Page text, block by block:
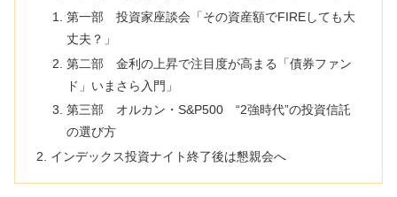
第一部 投資家座談会「その資産額でFIREしても大
丈夫？」
第二部 金利の上昇で注目度が高まる「債券ファン
ド」いまさら入門」
第三部 オルカン・S&P500 “2強時代”の投資信託
の選び方
インデックス投資ナイト終了後は懇親会へ